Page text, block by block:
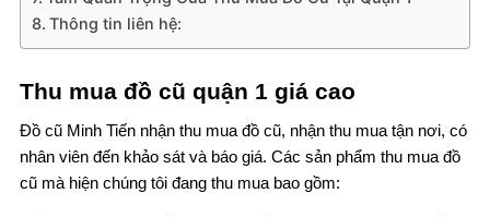
Thông tin liên hệ:
Thu mua đồ cũ quận 1 giá cao
Đồ cũ Minh Tiến nhận thu mua đồ cũ, nhận thu mua tận nơi, có
nhân viên đến khảo sát và báo giá. Các sản phẩm thu mua đồ
cũ mà hiện chúng tôi đang thu mua bao gồm: